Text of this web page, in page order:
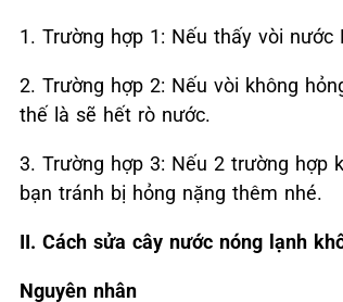
1. Trường hợp 1: Nếu thấy vòi
2. Trường hợp 2: Nếu vòi không
thế là sẽ hết rò nước.
3. Trường hợp 3: Nếu 2 trường hợp
bạn tránh bị hỏng nặng thêm nhé.
II. Cách sửa cây nước nóng lạnh
Nguyên nhân